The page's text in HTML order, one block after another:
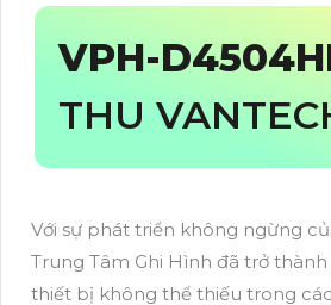
VPH-
THU
Với sự phát triển không ngừng
Trung Tâm Ghi Hình đã trở
thiết bị không thể thiếu trong